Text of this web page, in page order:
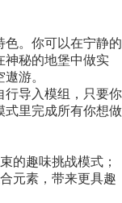
色。你可以在宁静的
神秘的地堡中做实
游。
行导入模组，只要你
式里完成所有你想做
的趣味挑战模式；
元素，带来更具趣